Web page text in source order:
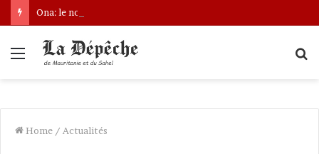
Ona: le nouveau bâtonnier installé
Menu
Home / Actualités